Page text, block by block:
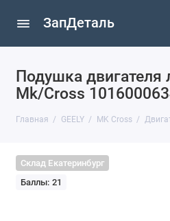
ЗапДеталь
Подушка двигателя
Mk/Cross
Главная GEELY MK Cross
Склад Екатеринбург
Баллы: 21